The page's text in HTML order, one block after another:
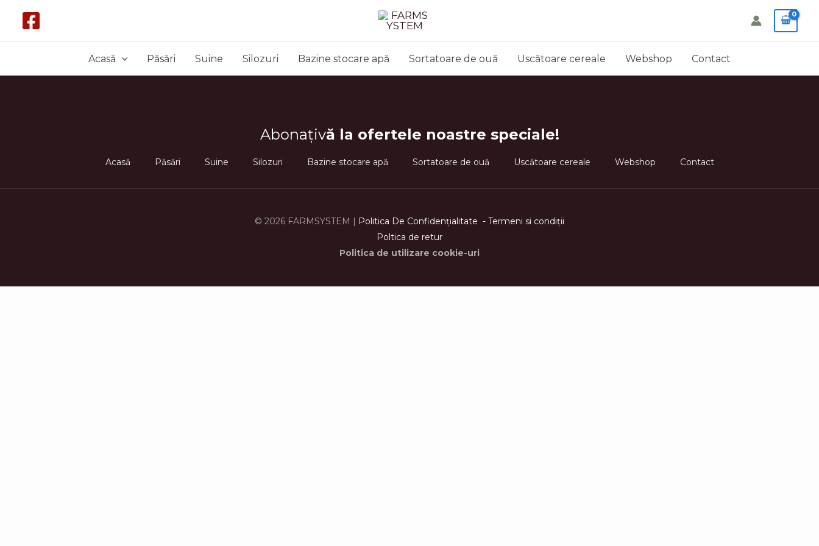
Acasă Păsări Suine Silozuri Bazine stocare apă Sortatoare de ouă Uscătoare cereale Webshop Contact
Abonațivă la ofertele noastre speciale!
Acasă Păsări Suine Silozuri Bazine stocare apă Sortatoare de ouă Uscătoare cereale Webshop Contact
© 2026 FARMSYSTEM | Politica De Confidenţialitate - Termeni si condiţii
Poltica de retur
Politica de utilizare cookie-uri